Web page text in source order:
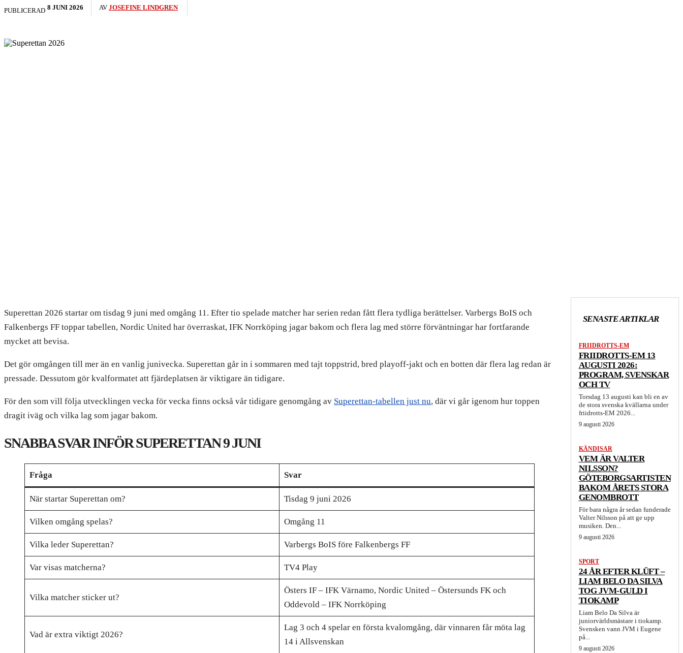
PUBLICERAD 8 JUNI 2026 AV JOSEFINE LINDGREN
Superettan 2026 startar om tisdag 9 juni med omgång 11. Efter tio spelade matcher har serien redan fått flera tydliga berättelser. Varbergs BoIS och
Falkenbergs FF toppar tabellen, Nordic United har överraskat, IFK Norrköping jagar bakom och flera lag med större förväntningar har fortfarande
mycket att bevisa.
Det gör omgången till mer än en vanlig junivecka. Superettan går in i sommaren med tajt toppstrid, bred playoff-jakt och en botten där flera lag redan är
pressade. Dessutom gör kvalformatet att fjärdeplatsen är viktigare än tidigare.
För den som vill följa utvecklingen vecka för vecka finns också vår tidigare genomgång av Superettan-tabellen just nu, där vi går igenom hur toppen
dragit iväg och vilka lag som jagar bakom.
SNABBA SVAR INFÖR SUPERETTAN 9 JUNI
Fråga Svar
När startar Superettan om? Tisdag 9 juni 2026
Vilken omgång spelas? Omgång 11
Vilka leder Superettan? Varbergs BoIS före Falkenbergs FF
Var visas matcherna? TV4 Play
Vilka matcher sticker ut?
Östers IF – IFK Värnamo, Nordic United – Östersunds FK och
Oddevold – IFK Norrköping
Vad är extra viktigt 2026?
Lag 3 och 4 spelar en första kvalomgång, där vinnaren får möta lag
14 i Allsvenskan
SENASTE ARTIKLAR
FRIIDROTTS-EM
FRIIDROTTS-EM 13
AUGUSTI 2026:
PROGRAM, SVENSKAR
OCH TV
Torsdag 13 augusti kan bli en av
de stora svenska kvällarna under
friidrotts-EM 2026...
9 augusti 2026
KÄNDISAR
VEM ÄR VALTER
NILSSON?
GÖTEBORGSARTISTEN
BAKOM ÅRETS STORA
GENOMBROTT
För bara några år sedan funderade
Valter Nilsson på att ge upp
musiken. Den...
9 augusti 2026
SPORT
24 ÅR EFTER KLÜFT –
LIAM BELO DA SILVA
TOG JVM-GULD I
TIOKAMP
Liam Belo Da Silva är
juniorvärldsmästare i tiokamp.
Svensken vann JVM i Eugene
på...
9 augusti 2026